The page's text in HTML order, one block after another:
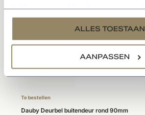
services.
ALLES TOESTAAN
AANPASSEN
Te bestellen
Dauby Deurbel buitendeur rond 90mm